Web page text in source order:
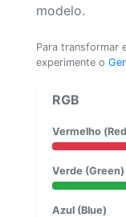
modelo.
Para transformar
experimente o
RGB
Vermelho
Verde (Green)
Azul (Blue)